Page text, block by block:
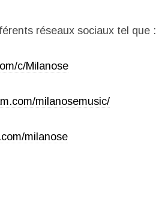
réseaux sociaux tel que :
c/Milanose
milanosemusic/
milanose